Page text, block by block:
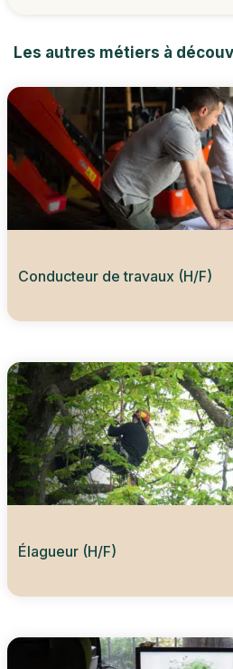
Les autres métiers à
Conducteur de travaux (H/F)
Élagueur (H/F)